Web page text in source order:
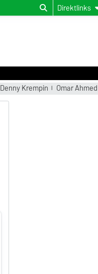
Direktlinks
Denny Krempin Omar Ahmed